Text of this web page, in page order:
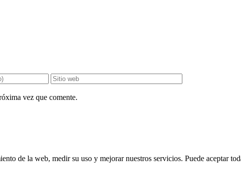
vez que comente.
de la web, medir su uso y mejorar nuestros servicios. Puede aceptar